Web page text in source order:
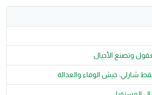
وتصنع الأجيال
شارلي: جيش الوفاء والعدالة